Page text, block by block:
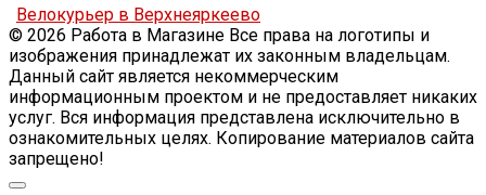
Велокурьер в Верхнеяркеево
© 2026 Работа в Магазине Все права на логотипы и
изображения принадлежат их законным владельцам.
Данный сайт является некоммерческим
информационным проектом и не предоставляет никаких
услуг. Вся информация представлена исключительно в
ознакомительных целях. Копирование материалов сайта
запрещено!